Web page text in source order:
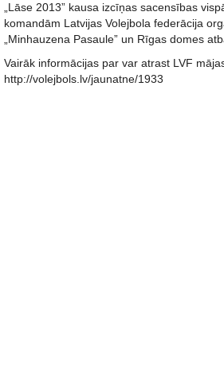
„Lāse 2013” kausa izcīņas sacensības
komandām Latvijas Volejbola federācija
„Minhauzena Pasaule” un Rīgas domes
Vairāk informācijas par var atrast LVF
http://volejbols.lv/jaunatne/1933